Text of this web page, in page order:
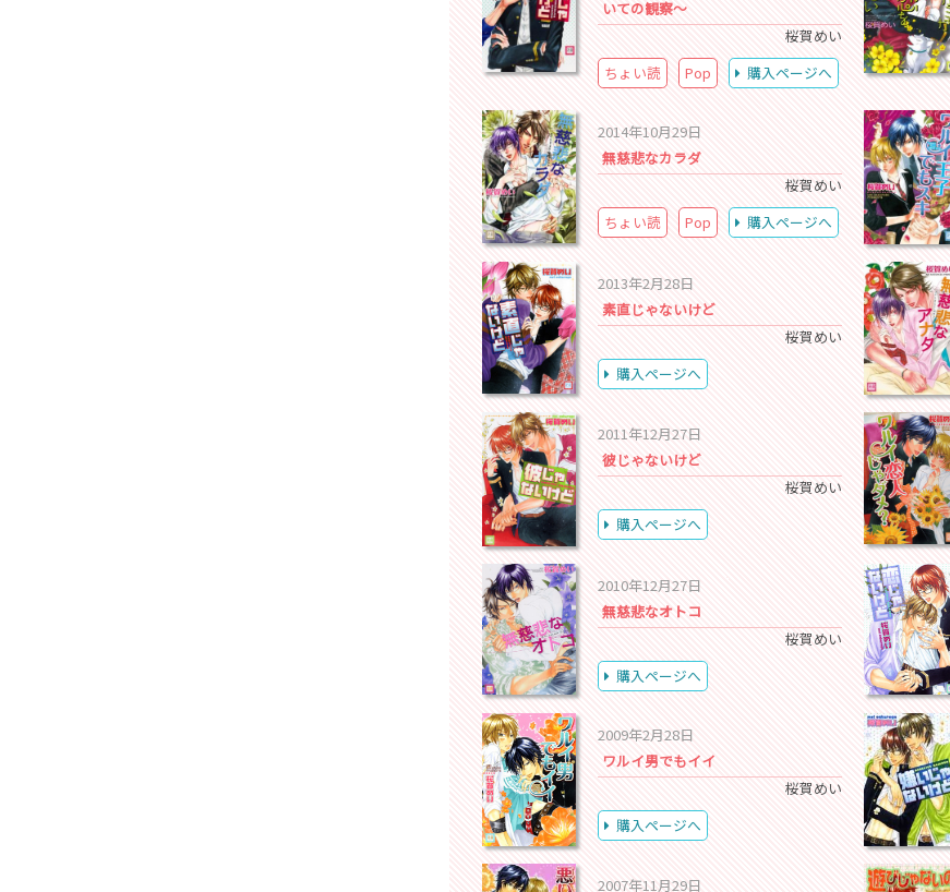
いての観察～
桜賀めい
ちょい読
Pop 購入ページへ
2014年10月29日
無慈悲なカラダ
桜賀めい
ちょい読
Pop 購入ページへ
2013年2月28日
素直じゃないけど
桜賀めい
購入ページへ
2011年12月27日
彼じゃないけど
桜賀めい
購入ページへ
2010年12月27日
無慈悲なオトコ
桜賀めい
購入ページへ
2009年2月28日
ワルイ男でもイイ
桜賀めい
購入ページへ
2007年11月29日